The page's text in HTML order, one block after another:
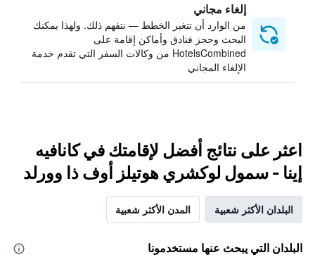
إلغاء مجاني
من الوارد أن تتغير الخطط — نتفهم ذلك. ولهذا يمكنك
البحث وحجز فنادق وأماكن إقامة على
HotelsCombined من وكالات السفر التي تقدم خدمة
الإلغاء المجاني
اعثر على نتائج أفضل لإقامتك في كانافيه
إينا - سمول لوكشري هوتيلز أوف ذا وورلد
البلدان الأكثر شعبية المدن الأكثر شعبية
البلدان التي يبحث عنها مستخدمونا